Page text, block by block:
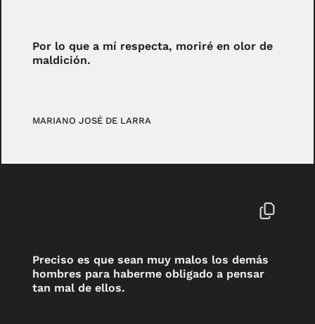
Por lo que a mí respecta, moriré en olor de
maldición.
MARIANO JOSÉ DE LARRA
Preciso es que sean muy malos los demás
hombres para haberme obligado a pensar
tan mal de ellos.